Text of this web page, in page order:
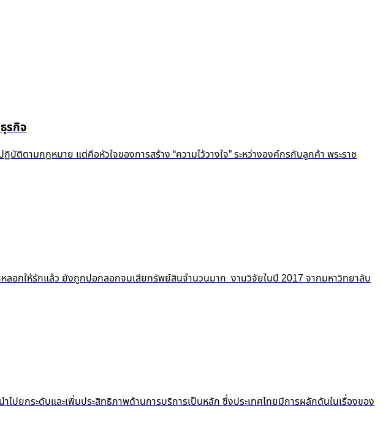
รกิจ
ามกฎหมาย แต่คือหัวใจของการสร้าง “ความไว้วางใจ” ระหว่างองค์กรกับลูกค้า พระราช
หลอกให้รักแล้ว ยังถูกปอกลอกจนเสียทรัพย์สินจำนวนมาก งานวิจัยในปี 2017 จากมหาวิทยาลับ
ยกระดับและเพิ่มประสิทธิภาพด้านการบริการเป็นหลัก ซึ่งประเทศไทยมีการผลักดันในเรื่องของ